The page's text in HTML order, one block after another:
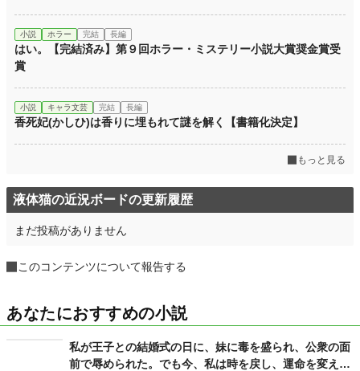
小説 ホラー 完結 長編
はい。【完結済み】第９回ホラー・ミステリー小説大賞奨金賞受
賞
小説 キャラ文芸 完結 長編
香死妃(かしひ)は香りに埋もれて謎を解く【書籍化決定】
もっと見る
液体猫の近況ボードの更新履歴
まだ投稿がありません
このコンテンツについて報告する
あなたにおすすめの小説
私が王子との結婚式の日に、妹に毒を盛られ、公衆の面
前で辱められた。でも今、私は時を戻し、運命を変えに